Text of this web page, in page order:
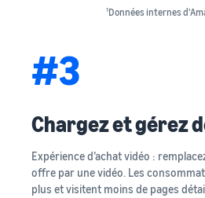
1Données internes
#3
Chargez et gérez
Expérience d’achat vidéo :
offre par une vidéo. Les
plus et visitent moins de pages